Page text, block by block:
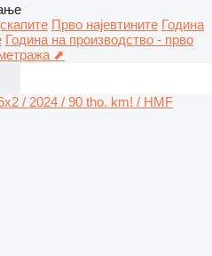
Прво најевтините Година
Година на производство - прво
⬈